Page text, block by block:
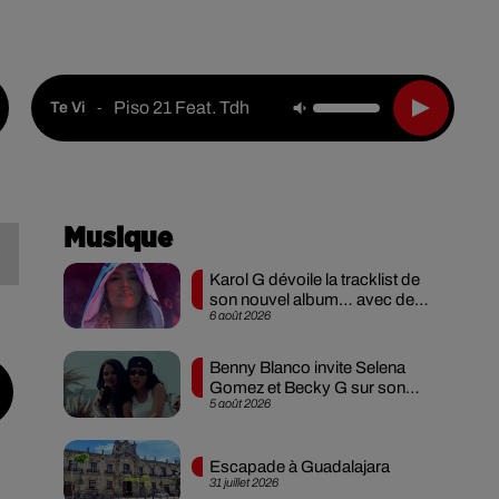
Te Vi - Piso 21 Feat. Tdh
Musique
6 août 2026
Karol G dévoile la tracklist de
son nouvel album… avec des
invités...
5 août 2026
Benny Blanco invite Selena
Gomez et Becky G sur son
nouveau single
31 juillet 2026
Escapade à Guadalajara